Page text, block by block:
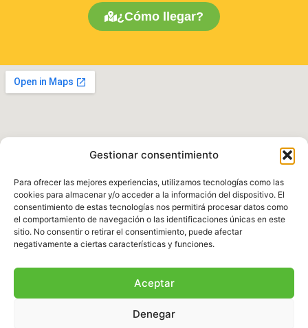
Gestionar consentimiento
Para ofrecer las mejores experiencias, utilizamos tecnologías como las
cookies para almacenar y/o acceder a la información del dispositivo. El
consentimiento de estas tecnologías nos permitirá procesar datos como
el comportamiento de navegación o las identificaciones únicas en este
sitio. No consentir o retirar el consentimiento, puede afectar
negativamente a ciertas características y funciones.
Aceptar
Denegar
¿Cómo llegar?
Política de Privacidad|Aviso legal |Política de
Cookies|Términos y Condiciones
© 2025 Fundación Natura Parc – Todos los
BalearDigital